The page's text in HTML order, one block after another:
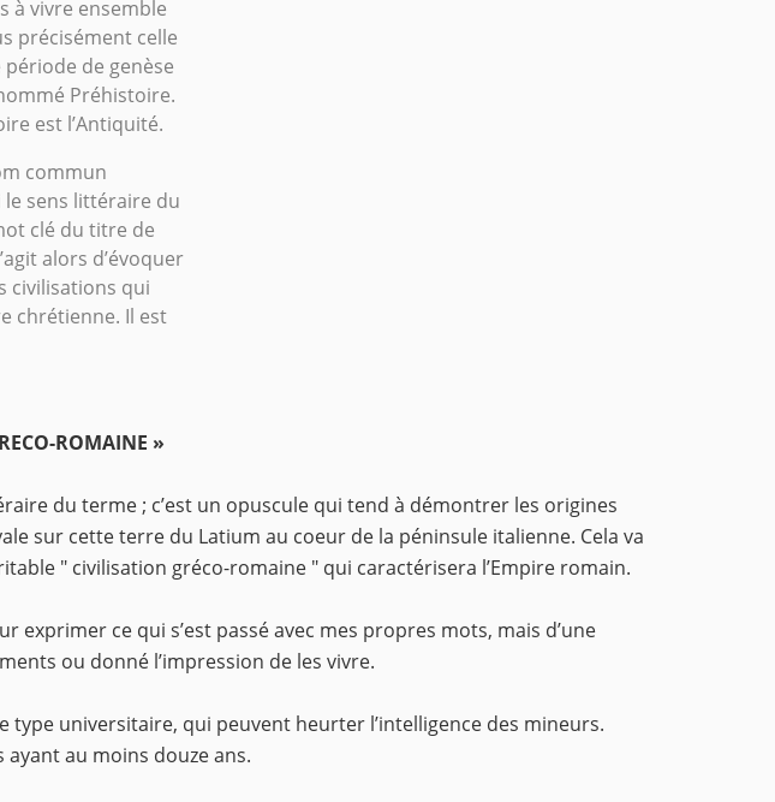
à vivre ensemble
précisément celle
de genèse
Préhistoire.
est l’Antiquité.
commun
le sens littéraire du
clé du titre de
alors d’évoquer
civilisations qui
chrétienne. Il est
ROMAINE »
du terme ; c’est un opuscule qui tend à démontrer les origines
sur cette terre du Latium au coeur de la péninsule italienne. Cela va
" civilisation gréco-romaine " qui caractérisera l’Empire romain.
exprimer ce qui s’est passé avec mes propres mots, mais d’une
ou donné l’impression de les vivre.
type universitaire, qui peuvent heurter l’intelligence des mineurs.
au moins douze ans.